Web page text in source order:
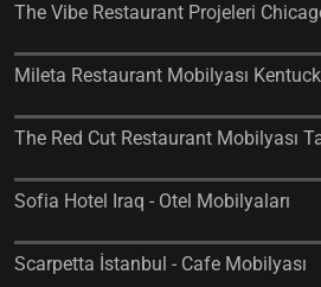
The Vibe Restaurant Projeleri
Mileta Restaurant Mobilyası
The Red Cut Restaurant Mobilyası
Sofia Hotel Iraq - Otel Mobilyaları
Scarpetta İstanbul - Cafe Mobilyası